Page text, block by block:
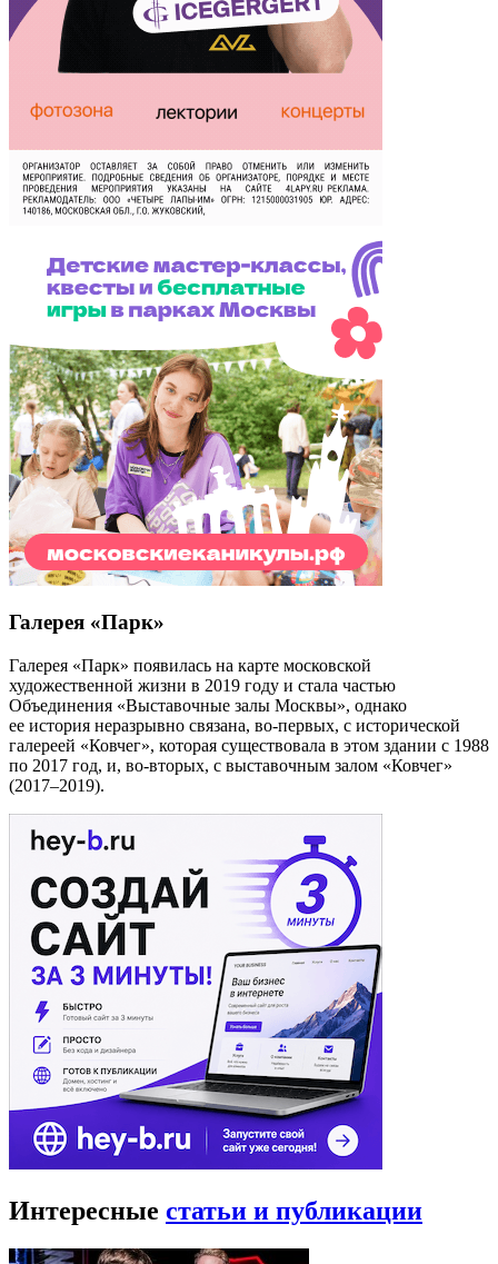
Галерея «Парк»
Галерея «Парк» появилась на карте московской
художественной жизни в 2019 году и стала частью
Объединения «Выставочные залы Москвы», однако
ее история неразрывно связана, во-первых, с исторической
галереей «Ковчег», которая существовала в этом здании с 1988
по 2017 год, и, во-вторых, с выставочным залом «Ковчег»
(2017–2019).
Интересные статьи и публикации